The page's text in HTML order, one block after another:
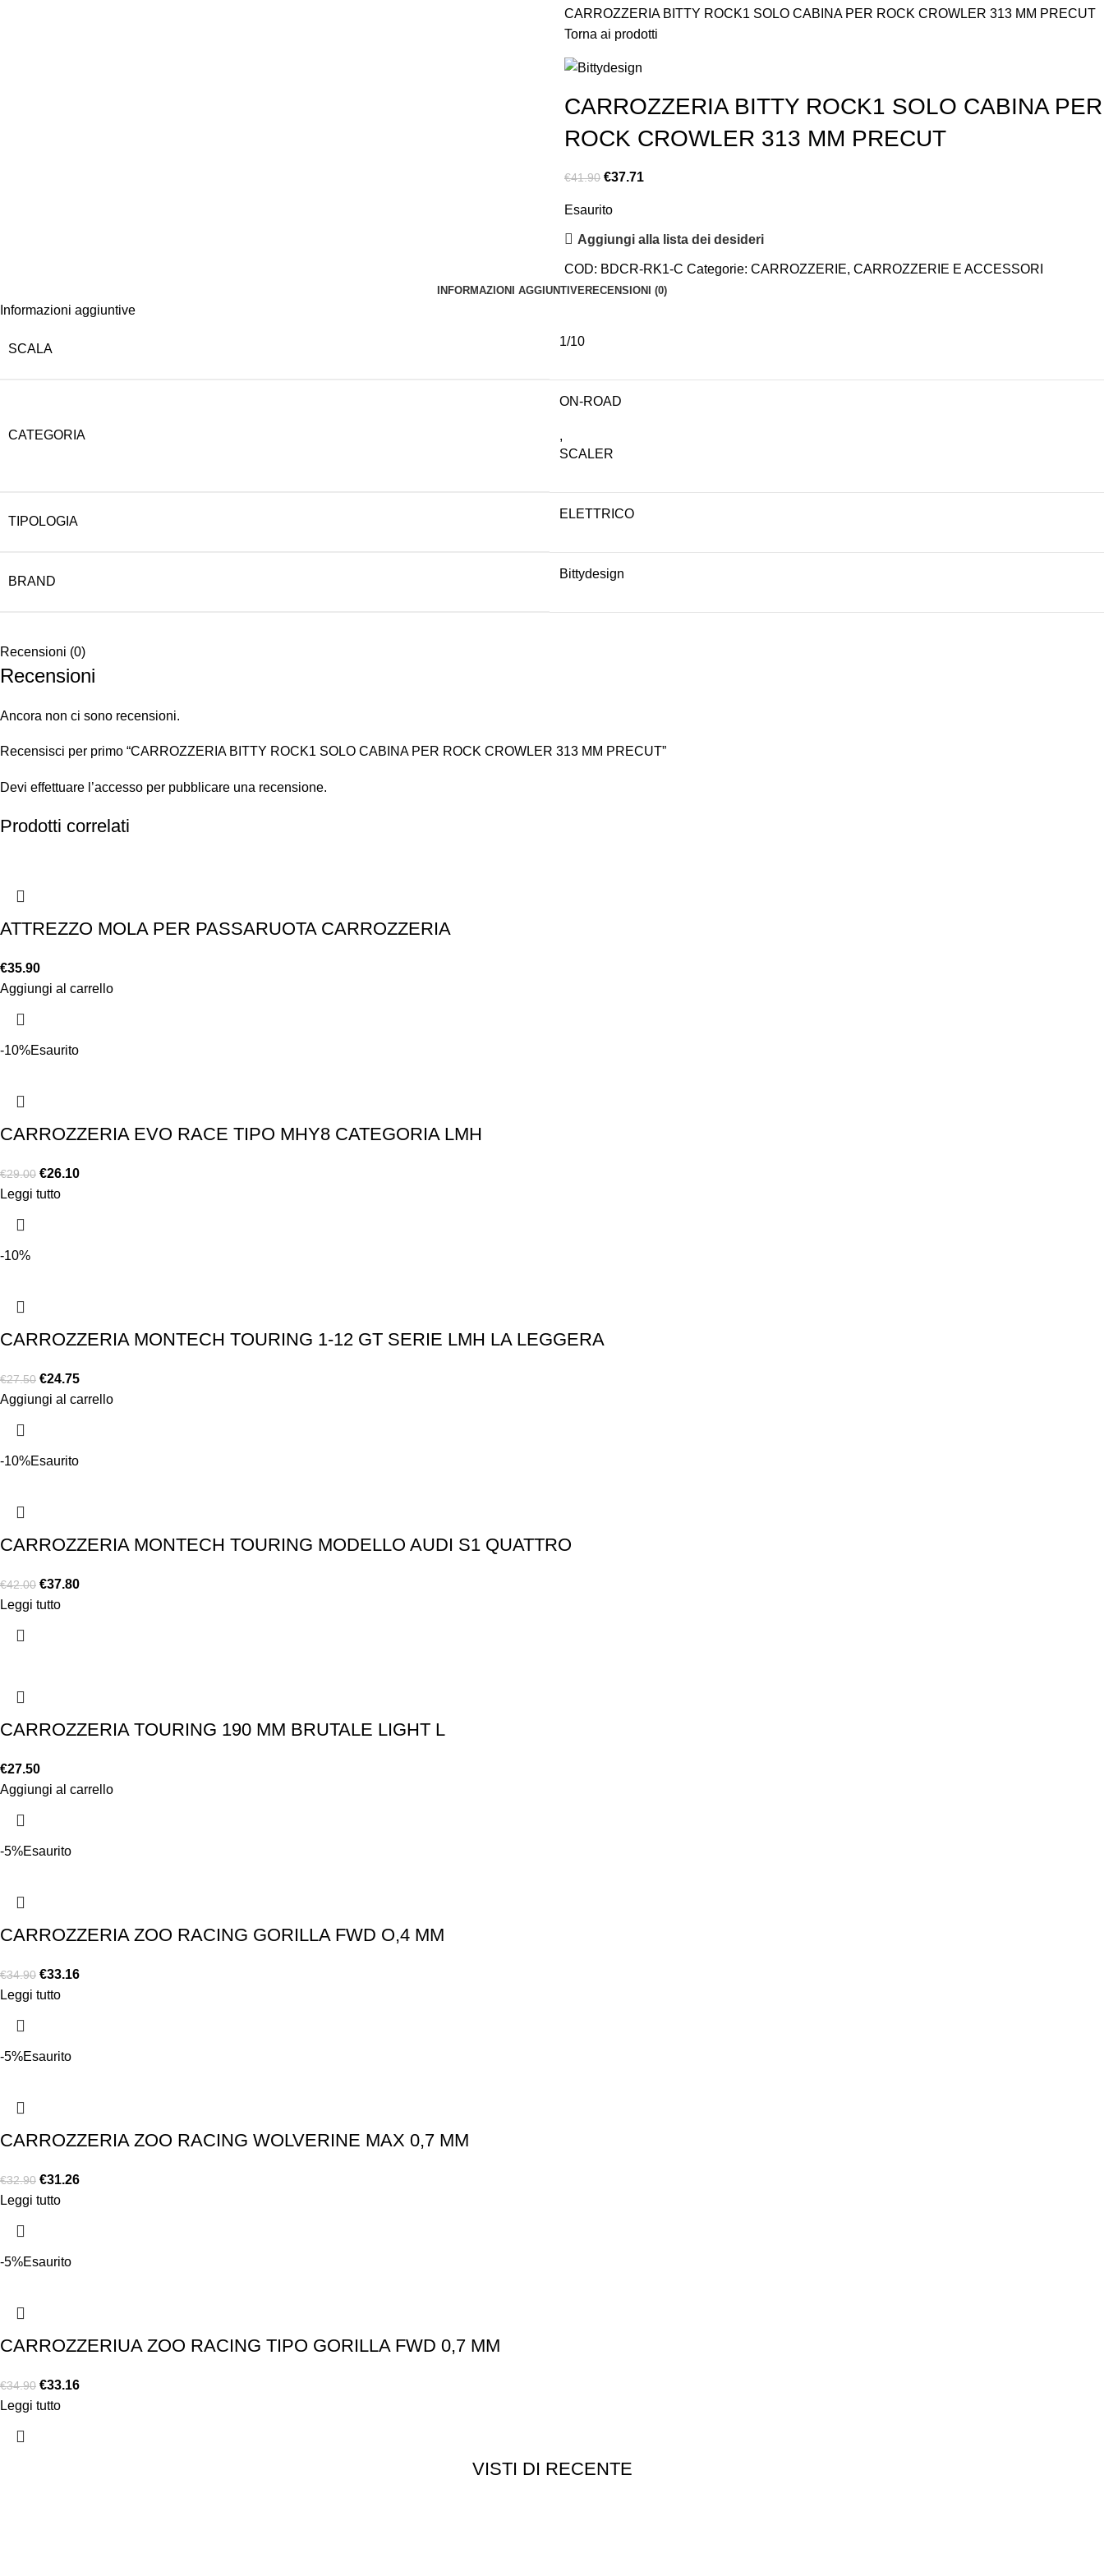
CARROZZERIA BITTY ROCK1 SOLO CABINA PER ROCK CROWLER 313 MM PRECUT
Torna ai prodotti
CARROZZERIA BITTY ROCK1 SOLO CABINA PER
ROCK CROWLER 313 MM PRECUT
€41.90 €37.71
Esaurito
Aggiungi alla lista dei desideri
COD: BDCR-RK1-C Categorie: CARROZZERIE, CARROZZERIE E ACCESSORI
INFORMAZIONI AGGIUNTIVERECENSIONI (0)
Informazioni aggiuntive
SCALA
1/10
CATEGORIA
ON-ROAD
,
SCALER
TIPOLOGIA
ELETTRICO
BRAND
Bittydesign
Recensioni (0)
Recensioni
Ancora non ci sono recensioni.
Recensisci per primo “CARROZZERIA BITTY ROCK1 SOLO CABINA PER ROCK CROWLER 313 MM PRECUT”
Devi effettuare l’accesso per pubblicare una recensione.
Prodotti correlati
ATTREZZO MOLA PER PASSARUOTA CARROZZERIA
€35.90
Aggiungi al carrello
-10%Esaurito
CARROZZERIA EVO RACE TIPO MHY8 CATEGORIA LMH
€29.00 €26.10
Leggi tutto
-10%
CARROZZERIA MONTECH TOURING 1-12 GT SERIE LMH LA LEGGERA
€27.50 €24.75
Aggiungi al carrello
-10%Esaurito
CARROZZERIA MONTECH TOURING MODELLO AUDI S1 QUATTRO
€42.00 €37.80
Leggi tutto
CARROZZERIA TOURING 190 MM BRUTALE LIGHT L
€27.50
Aggiungi al carrello
-5%Esaurito
CARROZZERIA ZOO RACING GORILLA FWD O,4 MM
€34.90 €33.16
Leggi tutto
-5%Esaurito
CARROZZERIA ZOO RACING WOLVERINE MAX 0,7 MM
€32.90 €31.26
Leggi tutto
-5%Esaurito
CARROZZERIUA ZOO RACING TIPO GORILLA FWD 0,7 MM
€34.90 €33.16
Leggi tutto
VISTI DI RECENTE